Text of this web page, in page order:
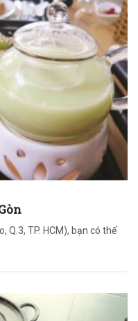
Q.3, TP. HCM), bạn có thể